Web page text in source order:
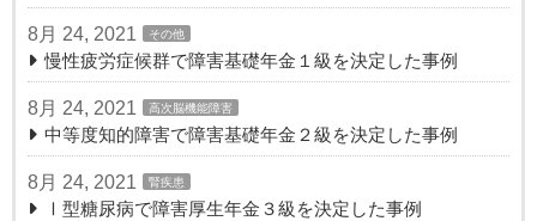
8月 24, 2021 その他
慢性疲労症候群で障害基礎年金１級を決定した事例
8月 24, 2021 高次脳機能障害
中等度知的障害で障害基礎年金２級を決定した事例
8月 24, 2021 腎疾患
Ⅰ型糖尿病で障害厚生年金３級を決定した事例